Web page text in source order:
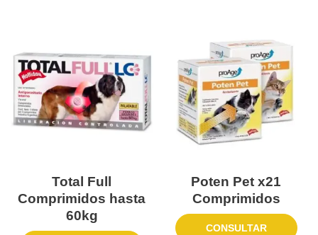
Total Full
Comprimidos hasta
60kg
Poten Pet x21
Comprimidos
CONSULTAR